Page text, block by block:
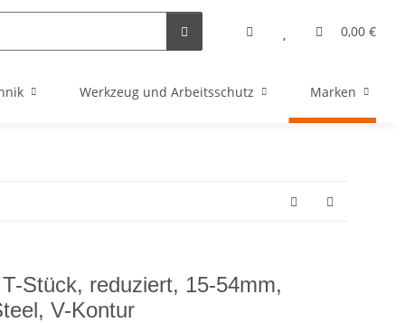
0,00 €
Werkzeug und Arbeitsschutz Marken
Stück, reduziert, 15-54mm,
V-Kontur